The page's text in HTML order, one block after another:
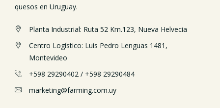
quesos en Uruguay.
Planta Industrial: Ruta 52 Km.123, Nueva Helvecia
Centro Logístico: Luis Pedro Lenguas 1481,
Montevideo
+598 29290402 / +598 29290484
marketing@farming.com.uy